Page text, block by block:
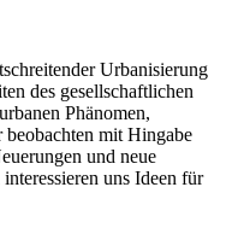
Urbanisierung
des gesellschaftlichen
Phänomen,
mit Hingabe
und neue
uns Ideen für